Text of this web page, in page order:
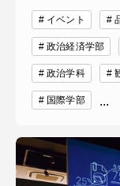
イベント
政治経済学部
政治学科
国際学部 ...